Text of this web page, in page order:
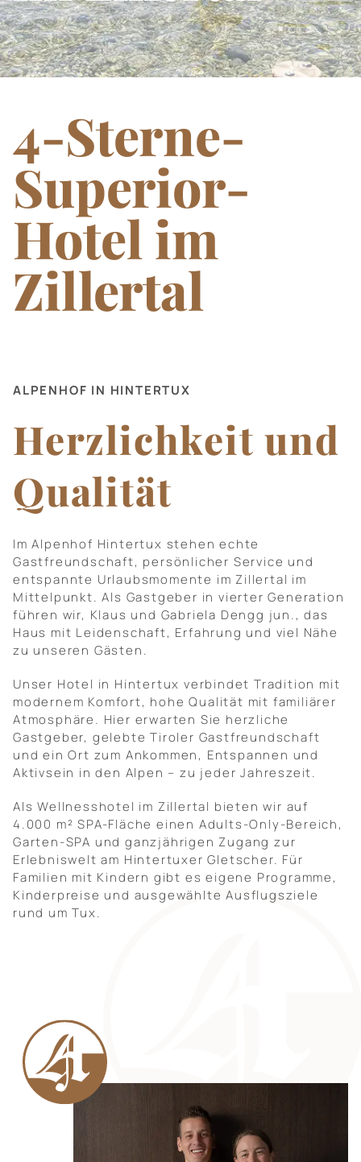
Natur und Aktivitäten
Infos und Kontakt
4-Sterne-
Superior-
Hotel im
Zillertal
ALPENHOF IN HINTERTUX
Herzlichkeit und
Qualität
Im Alpenhof Hintertux stehen echte
Gastfreundschaft, persönlicher Service und
entspannte Urlaubsmomente im Zillertal im
Mittelpunkt. Als Gastgeber in vierter Generation
führen wir, Klaus und Gabriela Dengg jun., das
Haus mit Leidenschaft, Erfahrung und viel Nähe
zu unseren Gästen.
Unser Hotel in Hintertux verbindet Tradition mit
modernem Komfort, hohe Qualität mit familiärer
Atmosphäre. Hier erwarten Sie herzliche
Gastgeber, gelebte Tiroler Gastfreundschaft
und ein Ort zum Ankommen, Entspannen und
Aktivsein in den Alpen – zu jeder Jahreszeit.
Als Wellnesshotel im Zillertal bieten wir auf
4.000 m² SPA-Fläche einen Adults-Only-Bereich,
Garten-SPA und ganzjährigen Zugang zur
Erlebniswelt am Hintertuxer Gletscher. Für
Familien mit Kindern gibt es eigene Programme,
Kinderpreise und ausgewählte Ausflugsziele
rund um Tux.